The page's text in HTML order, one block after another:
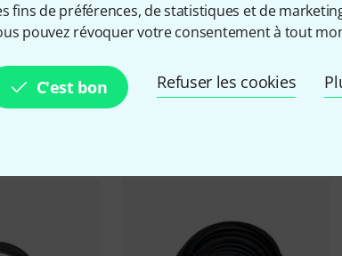
fins de préférences, de statistiques et de
pouvez révoquer votre consentement à tout
C'est bon Refuser les cookies
Accessoires & articles